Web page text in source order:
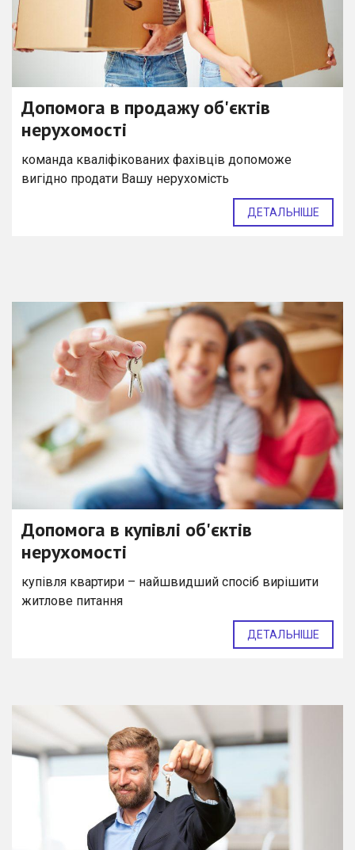
Допомога в продажу об'єктів
нерухомості
команда кваліфікованих фахівців допоможе
вигідно продати Вашу нерухомість
ДЕТАЛЬНІШЕ
Допомога в купівлі об'єктів
нерухомості
купівля квартири – найшвидший спосіб вирішити
житлове питання
ДЕТАЛЬНІШЕ